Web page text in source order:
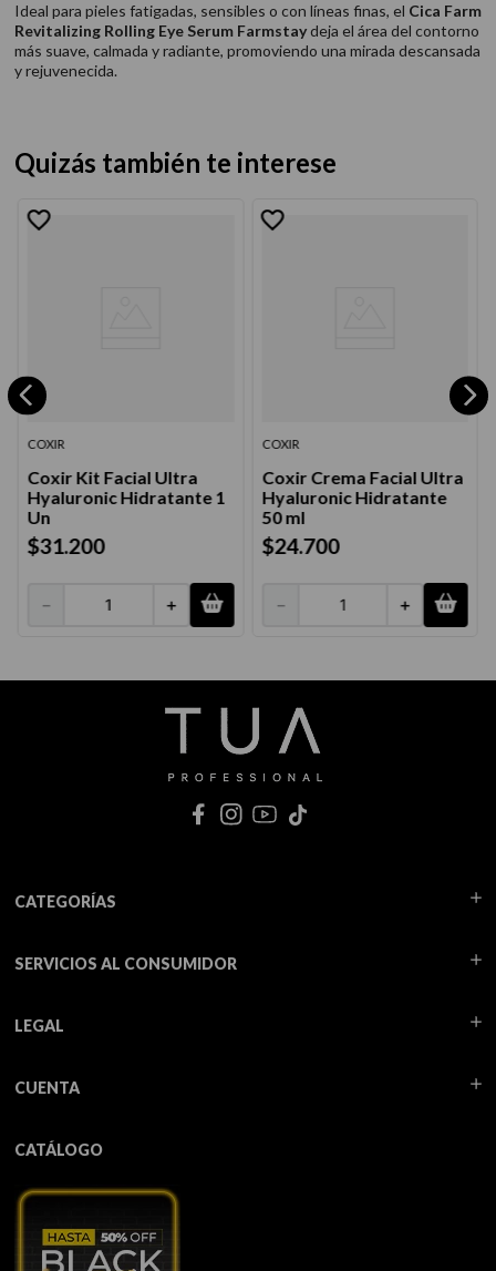
Ideal para pieles fatigadas, sensibles o con líneas finas, el Cica Farm
Revitalizing Rolling Eye Serum Farmstaydeja el área del contorno
más suave, calmada y radiante, promoviendo una mirada descansada
y rejuvenecida.
Quizás también te interese
COXIR
Coxir Kit Facial Ultra
Hyaluronic Hidratante 1
Un
$31.200
＋
－
COXIR
Coxir Crema Facial Ultra
Hyaluronic Hidratante
50 ml
$24.700
＋
－
CATEGORÍAS
SERVICIOS AL CONSUMIDOR
LEGAL
CUENTA
CATÁLOGO